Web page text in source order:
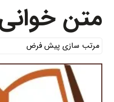
متن